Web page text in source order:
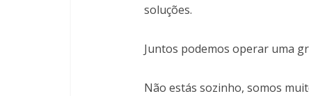
soluções.
Juntos podemos operar uma
Não estás sozinho, somos